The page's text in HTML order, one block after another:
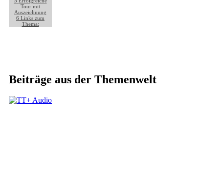
Tour mit
Auszeichnung
6 Links zum
Thema:
Beiträge aus der Themenwelt